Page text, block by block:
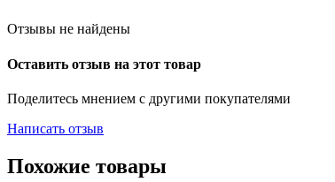
Отзывы не найдены
Оставить отзыв на этот товар
Поделитесь мнением с другими покупателями
Написать отзыв
Похожие товары